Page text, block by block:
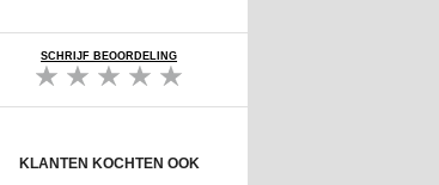
SCHRIJF BEOORDELING
KLANTEN KOCHTEN OOK